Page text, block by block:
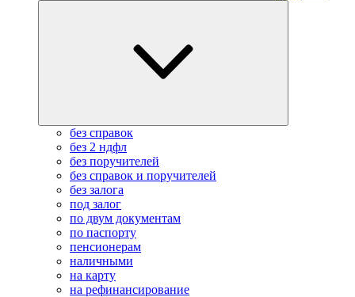
без справок
без 2 ндфл
без поручителей
без справок и поручителей
без залога
под залог
по двум документам
по паспорту
пенсионерам
наличными
на карту
на рефинансирование